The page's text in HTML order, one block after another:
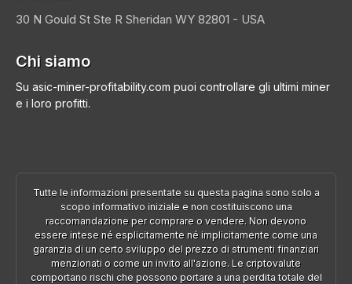
30 N Gould St Ste R Sheridan WY 82801 - USA
Chi siamo
Su asic-miner-profitability.com puoi controllare gli ultimi miner
e i loro profitti.
Tutte le informazioni presentate su questa pagina sono solo a
scopo informativo iniziale e non costituiscono una
raccomandazione per comprare o vendere. Non devono
essere intese né esplicitamente né implicitamente come una
garanzia di un certo sviluppo del prezzo di strumenti finanziari
menzionati o come un invito all'azione. Le criptovalute
comportano rischi che possono portare a una perdita totale del